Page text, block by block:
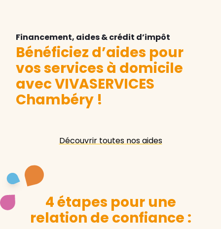
Financement, aides & crédit d’impôt
Bénéficiez d’aides pour
vos services à domicile
avec VIVASERVICES
Chambéry !
Découvrir toutes nos aides
4 étapes pour une
relation de confiance :